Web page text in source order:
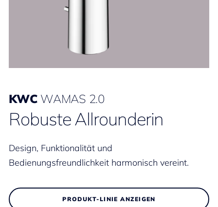
KWC WAMAS 2.0
Robuste Allrounderin
Design, Funktionalität und
Bedienungsfreundlichkeit harmonisch vereint.
PRODUKT-LINIE ANZEIGEN